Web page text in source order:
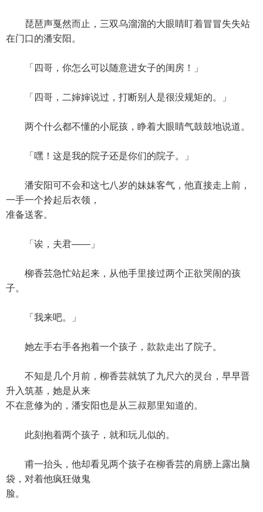
琵琶声戛然而止，三双乌溜溜的大眼睛盯着冒冒失失站
在门口的潘安阳。
「四哥，你怎么可以随意进女子的闺房！」
「四哥，二婶婶说过，打断别人是很没规矩的。」
两个什么都不懂的小屁孩，睁着大眼睛气鼓鼓地说道。
「嘿！这是我的院子还是你们的院子。」
潘安阳可不会和这七八岁的妹妹客气，他直接走上前，
一手一个拎起后衣领，
准备送客。
「诶，夫君——」
柳香芸急忙站起来，从他手里接过两个正欲哭闹的孩
子。
「我来吧。」
她左手右手各抱着一个孩子，款款走出了院子。
不知是几个月前，柳香芸就筑了九尺六的灵台，早早晋
升入筑基，她是从来
不在意修为的，潘安阳也是从三叔那里知道的。
此刻抱着两个孩子，就和玩儿似的。
甫一抬头，他却看见两个孩子在柳香芸的肩膀上露出脑
袋，对着他疯狂做鬼
脸。